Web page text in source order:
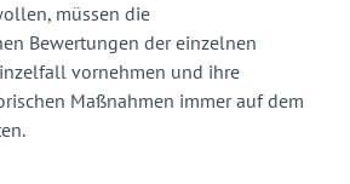
müssen die
Bewertungen der einzelnen
vornehmen und ihre
Maßnahmen immer auf dem